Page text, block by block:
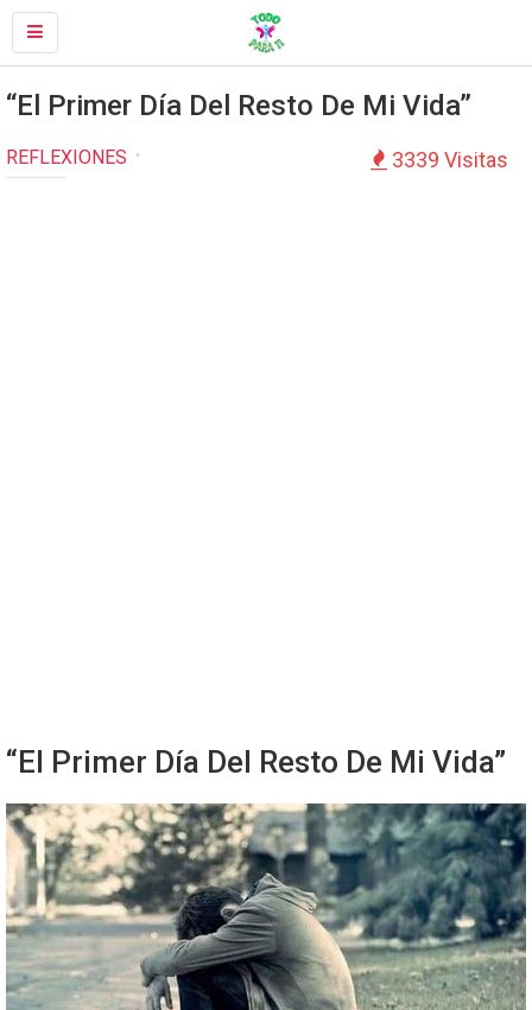
“El Primer Día Del Resto De Mi Vida”
REFLEXIONES 3339 Visitas
“El Primer Día Del Resto De Mi Vida”